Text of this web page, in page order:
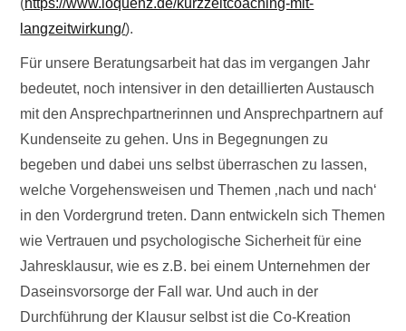
(https://www.loquenz.de/kurzzeitcoaching-mit-
langzeitwirkung/).
Für unsere Beratungsarbeit hat das im vergangen Jahr
bedeutet, noch intensiver in den detaillierten Austausch
mit den Ansprechpartnerinnen und Ansprechpartnern auf
Kundenseite zu gehen. Uns in Begegnungen zu
begeben und dabei uns selbst überraschen zu lassen,
welche Vorgehensweisen und Themen ‚nach und nach‘
in den Vordergrund treten. Dann entwickeln sich Themen
wie Vertrauen und psychologische Sicherheit für eine
Jahresklausur, wie es z.B. bei einem Unternehmen der
Daseinsvorsorge der Fall war. Und auch in der
Durchführung der Klausur selbst ist die Co-Kreation